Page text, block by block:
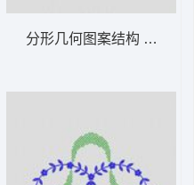
分形几何图案结构 植物花